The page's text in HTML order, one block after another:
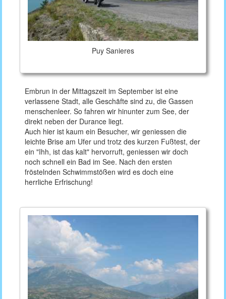
Puy Sanieres
Embrun in der Mittagszeit im September ist eine
verlassene Stadt, alle Geschäfte sind zu, die Gassen
menschenleer. So fahren wir hinunter zum See, der
direkt neben der Durance liegt.
Auch hier ist kaum ein Besucher, wir geniessen die
leichte Brise am Ufer und trotz des kurzen Fußtest, der
ein "Ihh, ist das kalt" hervorruft, geniessen wir doch
noch schnell ein Bad im See. Nach den ersten
fröstelnden Schwimmstößen wird es doch eine
herrliche Erfrischung!